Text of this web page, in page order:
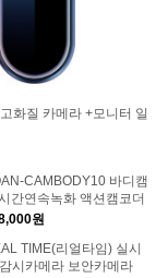
화질 카메라 +모니터 일
CAMBODY10 바디캠
간연속녹화 액션캠코더
원
TIME(리얼타임) 실시
시카메라 보안카메라